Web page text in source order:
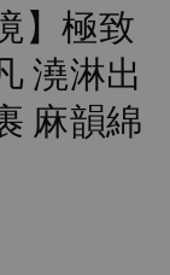
】極致
澆淋出
麻韻綿